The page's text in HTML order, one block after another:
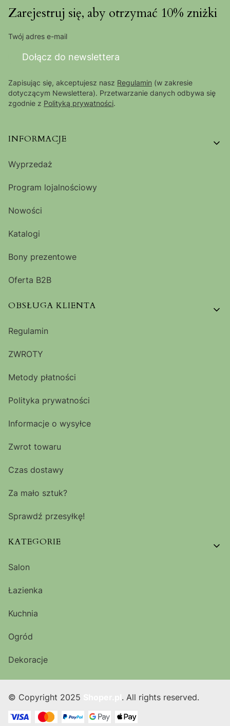
Zarejestruj się, aby otrzymać 10% zniżki
Twój adres e-mail
Dołącz do newslettera
Zapisując się, akceptujesz nasz Regulamin (w zakresie
dotyczącym Newslettera). Przetwarzanie danych odbywa się
zgodnie z Polityką prywatności.
Linki w stopce
INFORMACJE
Wyprzedaż
Program lojalnościowy
Nowości
Katalogi
Bony prezentowe
Oferta B2B
OBSŁUGA KLIENTA
Regulamin
ZWROTY
Metody płatności
Polityka prywatności
Informacje o wysyłce
Zwrot towaru
Czas dostawy
Za mało sztuk?
Sprawdź przesyłkę!
KATEGORIE
Salon
Łazienka
Kuchnia
Ogród
Dekoracje
© Copyright 2025 . All rights reserved.